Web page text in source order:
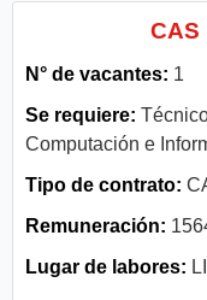
CAS
N° de vacantes: 1
Se requiere:
Computación e
Tipo de contrato:
Remuneración:
Lugar de labores: